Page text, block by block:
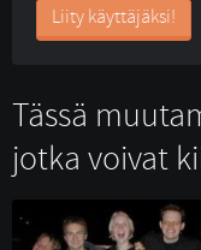
Liity käyttäjäksi!
Tässä
jotka voivat